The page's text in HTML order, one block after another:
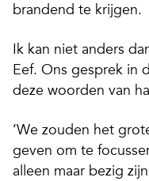
brandend te krijgen.
Ik kan niet anders
Eef. Ons gesprek in
deze woorden van
‘We zouden het
geven om te
alleen maar bezig